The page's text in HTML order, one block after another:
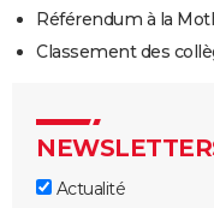
Référendum à la
Classement des
Actualité